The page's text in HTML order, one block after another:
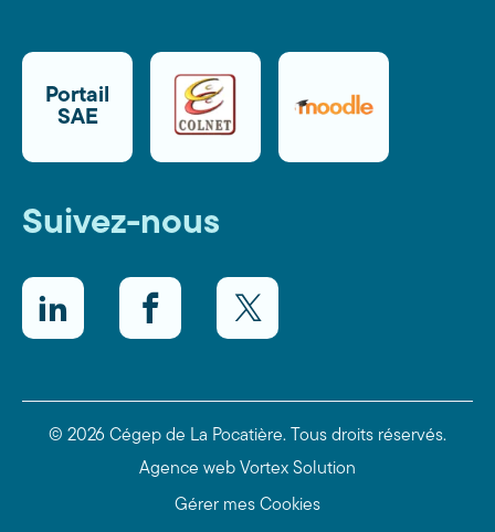
Portail
SAE
Suivez-nous
LinkedIn Twitter
© 2026 Cégep de La Pocatière.
Tous droits réservés.
Agence web Vortex Solution
Gérer mes Cookies